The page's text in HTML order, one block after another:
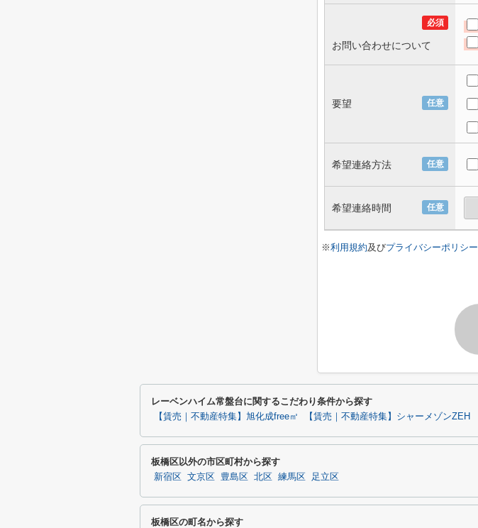
必須
お問い合わせについて
任意
要望
任意
希望連絡方法
任意
希望連絡時間
※利用規約及びプライバシーポリシー
レーベンハイム常盤台に関するこだわり条件から探す
【賃売｜不動産特集】旭化成free㎡ 【賃売｜不動産特集】シャーメゾンZEH
板橋区以外の市区町村から探す
新宿区 文京区 豊島区 北区 練馬区 足立区
板橋区の町名から探す